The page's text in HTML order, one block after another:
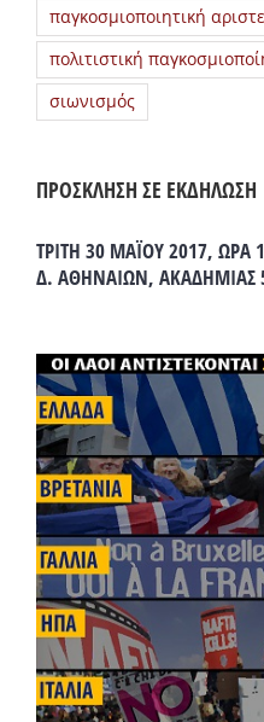
παγκοσμιοποιητική
πολιτιστική
σιωνισμός
ΠΡΟΣΚΛΗΣΗ ΣΕ ΕΚΔΗΛΩΣΗ
ΤΡΙΤΗ 30 ΜΑΪΟΥ 2017,
Δ. ΑΘΗΝΑΙΩΝ, ΑΚΑΔΗΜΙΑΣ